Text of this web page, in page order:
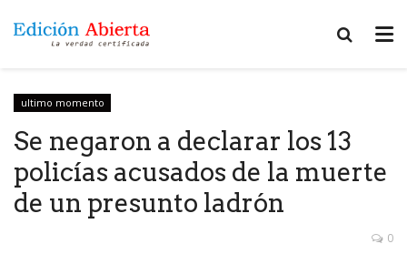
ultimo momento
Se negaron a declarar los 13
policías acusados de la muerte
de un presunto ladrón
0